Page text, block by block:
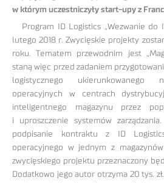
w którym uczestniczyły start-upy z
Program ID Logistics „Wezwanie do
lutego 2018 r. Zwycięskie projekty
roku. Tematem przewodnim jest
staną więc przed zadaniem
logistycznego
operacyjnych w centrach
inteligentnego magazynu przez
i uproszczenie systemów
podpisanie kontraktu z ID
operacyjnego w jednym z
zwycięskiego projektu przeznaczony
Dodatkowo jego autor otrzyma 20 tys.